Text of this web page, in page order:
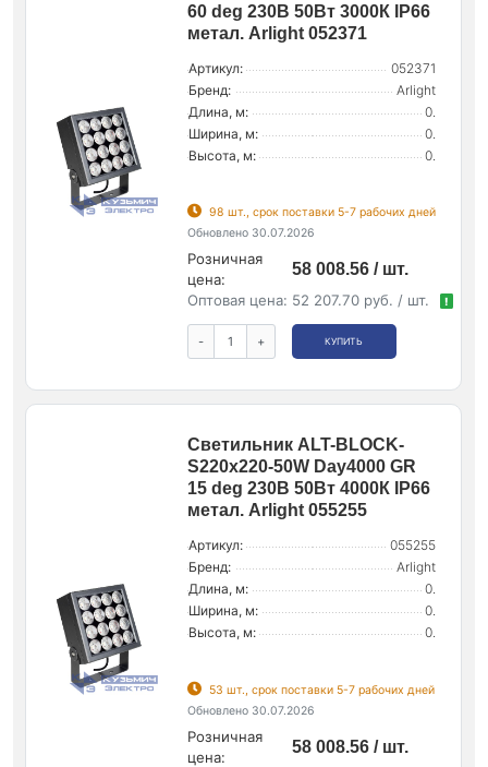
60 deg 230В 50Вт 3000К IP66
метал. Arlight 052371
Артикул:
052371
Бренд:
Arlight
Длина, м:
0.
Ширина, м:
0.
Высота, м:
0.
98 шт., срок поставки 5-7 рабочих дней
Обновлено 30.07.2026
Розничная
цена:
58 008.56 / шт.
Оптовая цена: 52 207.70 руб. / шт. !
- + КУПИТЬ
Светильник ALT-BLOCK-
S220x220-50W Day4000 GR
15 deg 230В 50Вт 4000К IP66
метал. Arlight 055255
Артикул:
055255
Бренд:
Arlight
Длина, м:
0.
Ширина, м:
0.
Высота, м:
0.
53 шт., срок поставки 5-7 рабочих дней
Обновлено 30.07.2026
Розничная
цена:
58 008.56 / шт.